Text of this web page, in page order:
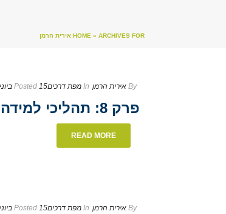
HOME » ARCHIVES FOR אירית הרמן
By אירית הרמן In מפת דרכים Posted 15 ביוני 2020
פרק 8: תהליכי למידה במרחב ויחידות לימוד מא"ה
READ MORE
By אירית הרמן In מפת דרכים Posted 15 ביוני 2020